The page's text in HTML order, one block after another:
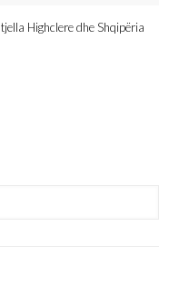
Highclere dhe Shqipëria